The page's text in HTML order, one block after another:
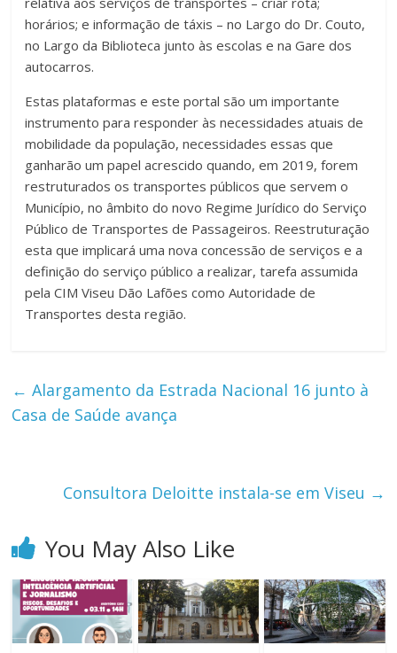
horários; e informação de táxis – no Largo do Dr. Couto,
no Largo da Biblioteca junto às escolas e na Gare dos
autocarros.
Estas plataformas e este portal são um importante
instrumento para responder às necessidades atuais de
mobilidade da população, necessidades essas que
ganharão um papel acrescido quando, em 2019, forem
restruturados os transportes públicos que servem o
Município, no âmbito do novo Regime Jurídico do Serviço
Público de Transportes de Passageiros. Reestruturação
esta que implicará uma nova concessão de serviços e a
definição do serviço público a realizar, tarefa assumida
pela CIM Viseu Dão Lafões como Autoridade de
Transportes desta região.
← Alargamento da Estrada Nacional 16 junto à
Casa de Saúde avança
Consultora Deloitte instala-se em Viseu →
You May Also Like